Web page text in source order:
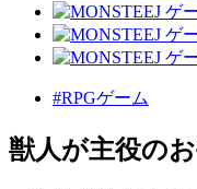
#RPGゲーム
獣人が主役の